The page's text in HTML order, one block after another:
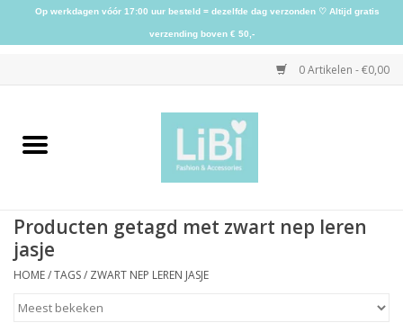
0 Artikelen - €0,00
Home
Kleding
Producten getagd met zwart nep leren
jasje
HOME/TAGS/ ZWART NEP LEREN JASJE
Op werkdagen vóór 17:00 uur besteld = dezelfde dag verzonden ♡ Altijd gratis
verzending boven € 50,-